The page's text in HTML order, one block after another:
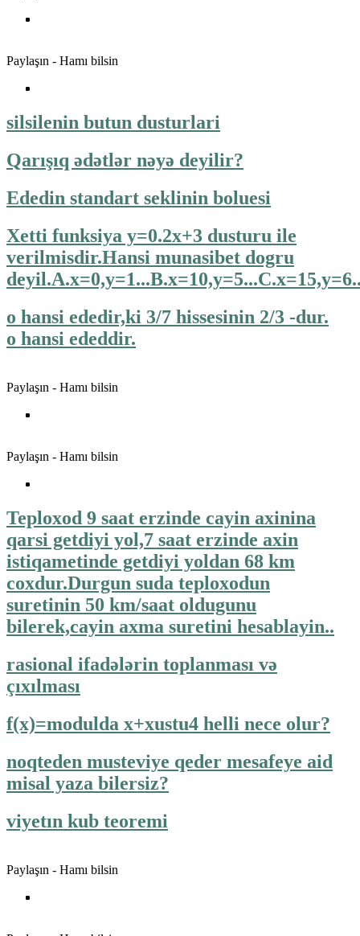
Paylaşın - Hamı bilsin
silsilenin butun dusturlari
Qarışıq ədətlər nəyə deyilir?
Ededin standart seklinin boluesi
Xetti funksiya y=0.2x+3 dusturu ile
verilmisdir.Hansi munasibet dogru
o hansi ededir,ki 3/7 hissesinin 2/3 -dur.
o hansi ededdir.
Paylaşın - Hamı bilsin
Paylaşın - Hamı bilsin
Teploxod 9 saat erzinde cayin axinina
qarsi getdiyi yol,7 saat erzinde axin
istiqametinde getdiyi yoldan 68 km
coxdur.Durgun suda teploxodun
suretinin 50 km/saat oldugunu
bilerek,cayin axma suretini hesablayin..
rasional ifadələrin toplanması və
çıxılması
f(x)=modulda x+xustu4 helli nece olur?
noqteden musteviye qeder mesafeye aid
misal yaza bilersiz?
viyetın kub teoremi
Paylaşın - Hamı bilsin